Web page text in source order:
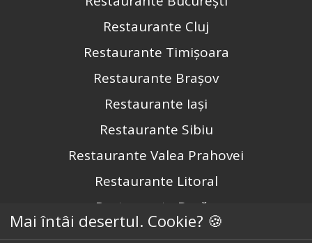
Restaurante Cluj
Restaurante Timișoara
Restaurante Brașov
Restaurante Iași
Restaurante Sibiu
Restaurante Valea Prahovei
Restaurante Litoral
Restaurante Bacău
Restaurante Suceava
Mai întâi desertul. Cookie? 🍪